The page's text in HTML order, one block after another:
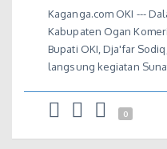
Kaganga.com OKI ---
Kabupaten Ogan
Bupati OKI, Dja'far
langsung kegiatan
0